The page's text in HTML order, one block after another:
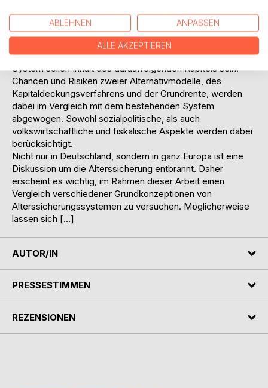
Lohnnebenkosten, Familie). Die aktuelle Diskussion um die
Alterssicherung zeigt sich damit auch als ein Abbild der
Werte unserer Gesellschaft.
Die Vorschläge einer radikalen Abkehr vom bestehenden
System sollen Inhalt des darauffolgenden Kapitels sein.
Chancen und Risiken zweier Alternativmodelle, des
Kapitaldeckungsverfahrens und der Grundrente, werden
dabei im Vergleich mit dem bestehenden System
abgewogen. Sowohl sozialpolitische, als auch
volkswirtschaftliche und fiskalische Aspekte werden dabei
berücksichtigt.
Nicht nur in Deutschland, sondern in ganz Europa ist eine
Diskussion um die Alterssicherung entbrannt. Daher
erscheint es wichtig, im Rahmen dieser Arbeit einen
Vergleich verschiedener Grundkonzeptionen von
Alterssicherungssystemen zu versuchen. Möglicherweise
lassen sich […]
AUTOR/IN
PRESSESTIMMEN
REZENSIONEN
ABLEHNEN ANPASSEN
ALLE AKZEPTIEREN